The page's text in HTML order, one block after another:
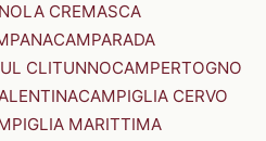
CREMASCA
CAMPARADA
CLITUNNOCAMPERTOGNO
CAMPIGLIA CERVO
MARITTIMA